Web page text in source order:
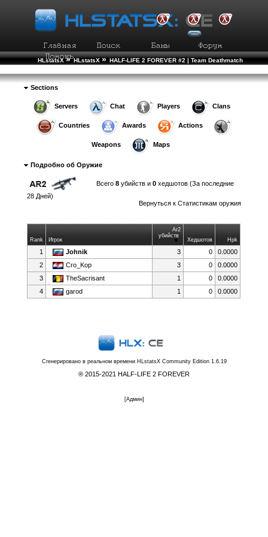
HLstatsX » HLstatsX » HALF-LIFE 2 FOREVER #2 | Team Deathmatch
Sections
Servers Chat Players Clans
Countries Awards Actions
Weapons Maps
Подробно об Оружие
Всего8 убийств и0 хедшотов (За последние
28 Дней)
Вернуться к Статистикам оружия
Rank Игрок
Ar2
убийств
Хедшотов Hpk
1 Johnik 3 0
0.0000
2
Cro_Kop 3 0
0.0000
3
TheSacrisant 1 0
0.0000
4
garod 1 0 0.0000
Сгенерировано в реальном времени HLstatsX Community Edition 1.6.19
® 2015-2021 HALF-LIFE 2 FOREVER
[Админ]